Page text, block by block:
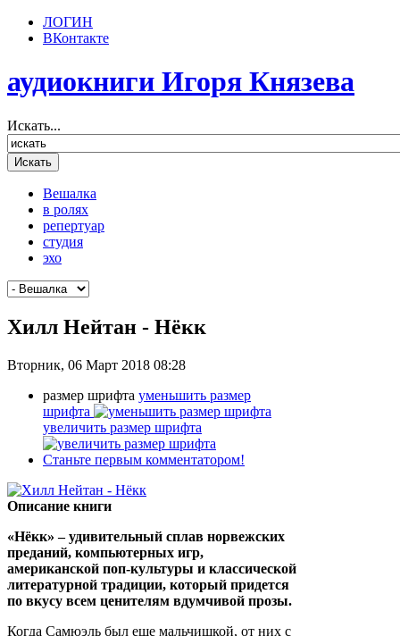
ЛОГИН
ВКонтакте
аудиокниги Игоря Князева
Искать...
Вешалка
в ролях
репертуар
студия
эхо
Хилл Нейтан - Нёкк
Вторник, 06 Март 2018 08:28
размер шрифта уменьшить размер
шрифта
увеличить размер шрифта
Станьте первым комментатором!
Описание книги
«Нёкк» – удивительный сплав норвежских
преданий, компьютерных игр,
американской поп-культуры и классической
литературной традиции, который придется
по вкусу всем ценителям вдумчивой прозы.
Когда Самюэль был еще мальчишкой, от них с